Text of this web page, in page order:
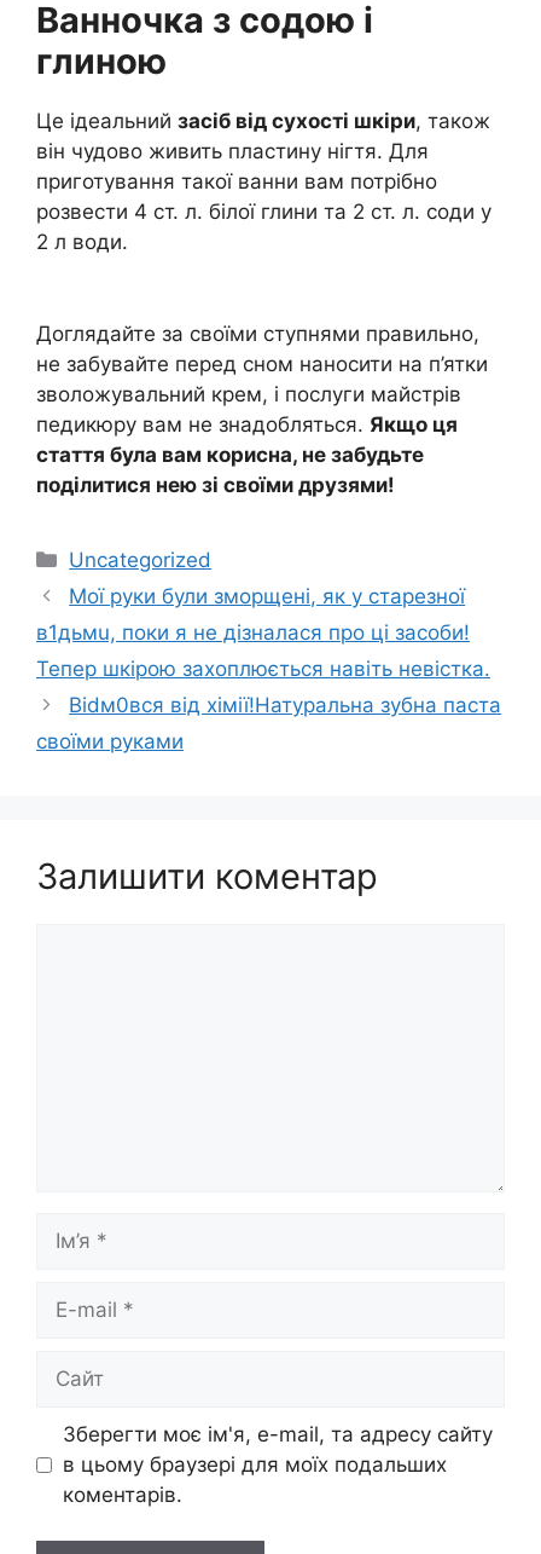
Ванночка з содою і
глиною
Це ідеальний засіб від сухості шкіри, також
він чудово живить пластину нігтя. Для
приготування такої ванни вам потрібно
розвести 4 ст. л. білої глини та 2 ст. л. соди у
2 л води.
Доглядайте за своїми ступнями правильно,
не забувайте перед сном наносити на п’ятки
зволожувальний крем, і послуги майстрів
педикюру вам не знадобляться. Якщо ця
стаття була вам корисна, не забудьте
поділитися нею зі своїми друзями!
Категорії
Uncategorized
Мої руки були зморщені, як у старезної
в1дьмu, поки я не дізналася про ці засоби!
Тепер шкірою захоплюється навіть невістка.
Віdм0вся від хімії!Натуральна зубна паста
своїми руками
Залишити коментар
mail
Зберегти моє ім'я, e-mail, та адресу сайту
в цьому браузері для моїх подальших
коментарів.